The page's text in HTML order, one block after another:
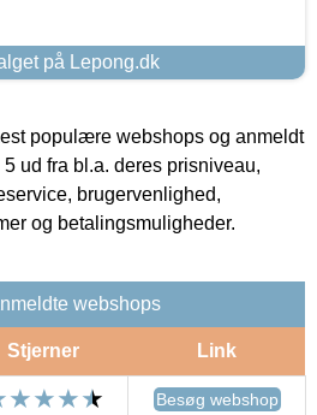
på Lepong.dk
populære webshops og anmeldt
ud fra bl.a. deres prisniveau,
brugervenlighed,
og betalingsmuligheder.
webshops
Stjerner Link
Besøg webshop